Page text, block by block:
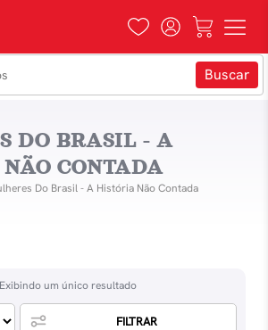
DO BRASIL - A
CONTADA
Do Brasil - A História Não Contada
Exibindo um único resultado
FILTRAR